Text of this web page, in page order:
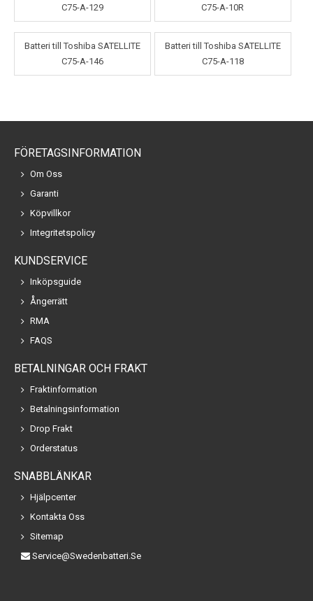
C75-A-129
C75-A-10R
Batteri till Toshiba SATELLITE
C75-A-146
Batteri till Toshiba SATELLITE
C75-A-118
FÖRETAGSINFORMATION
Om Oss
Garanti
Köpvillkor
Integritetspolicy
KUNDSERVICE
Inköpsguide
Ångerrätt
RMA
FAQS
BETALNINGAR OCH FRAKT
Fraktinformation
Betalningsinformation
Drop Frakt
Orderstatus
SNABBLÄNKAR
Hjälpcenter
Kontakta Oss
Sitemap
Service@swedenbatteri.se